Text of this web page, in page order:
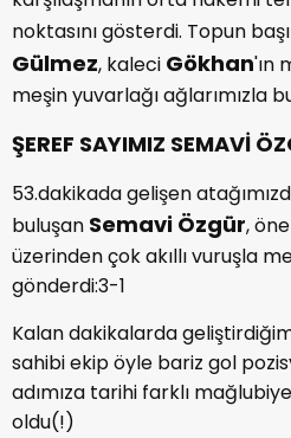
noktasını gösterdi. Topun
Gülmez, kaleci Gökhan'ın
meşin yuvarlağı ağlarımızla
ŞEREF SAYIMIZ SEMAVİ
53.dakikada gelişen
buluşan Semavi Özgür,
üzerinden çok akıllı vuruşla
gönderdi:3-1
Kalan dakikalarda
sahibi ekip öyle bariz gol
adımıza tarihi farklı
oldu(!)